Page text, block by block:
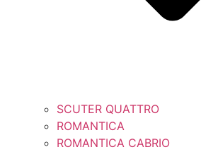
SCUTER QUATTRO
ROMANTICA
ROMANTICA CABRIO